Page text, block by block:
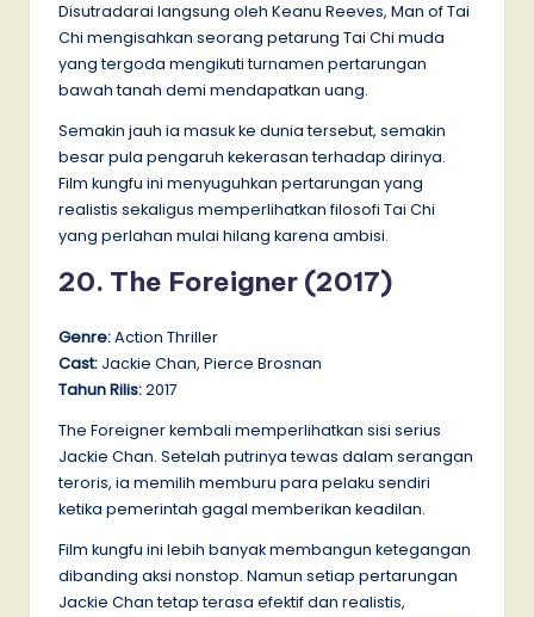
Disutradarai langsung oleh Keanu Reeves, Man of Tai
Chi mengisahkan seorang petarung Tai Chi muda
yang tergoda mengikuti turnamen pertarungan
bawah tanah demi mendapatkan uang.
Semakin jauh ia masuk ke dunia tersebut, semakin
besar pula pengaruh kekerasan terhadap dirinya.
Film kungfu ini menyuguhkan pertarungan yang
realistis sekaligus memperlihatkan filosofi Tai Chi
yang perlahan mulai hilang karena ambisi.
20. The Foreigner (2017)
Genre:Action Thriller
Cast: Jackie Chan, Pierce Brosnan
Tahun Rilis:2017
The Foreigner kembali memperlihatkan sisi serius
Jackie Chan. Setelah putrinya tewas dalam serangan
teroris, ia memilih memburu para pelaku sendiri
ketika pemerintah gagal memberikan keadilan.
Film kungfu ini lebih banyak membangun ketegangan
dibanding aksi nonstop. Namun setiap pertarungan
Jackie Chan tetap terasa efektif dan realistis,